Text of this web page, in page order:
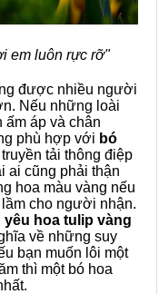
em luôn rực rỡ"
được nhiều người
Nếu những loài
ấm áp và chân
phù hợp với bó
tải thông điệp
ai cũng phải thận
hoa màu vàng nếu
cho người nhận.
hoa tulip vàng
về những suy
bạn muốn lôi một
thì một bó hoa